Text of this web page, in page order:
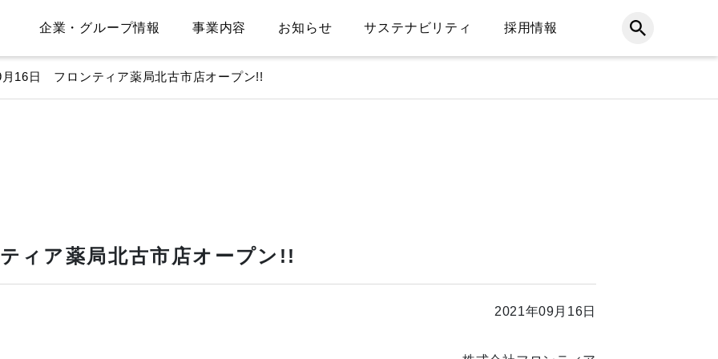
企業・グループ情報 事業内容 お知らせ サステナビリティ 採用情報
月16日 フロンティア薬局北古市店オープン!!
ィア薬局北古市店オープン!!
2021年09月16日